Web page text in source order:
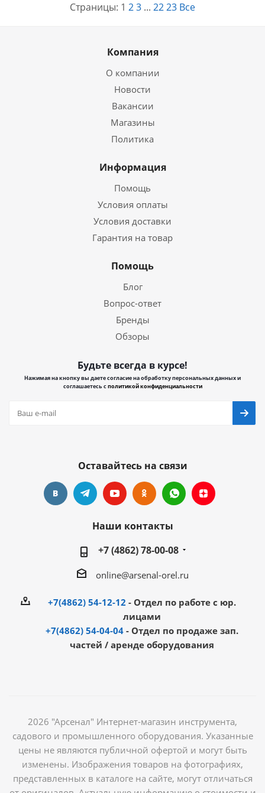
Страницы: 1 23 ... 2223 Все
Компания
О компании
Новости
Вакансии
Магазины
Политика
Информация
Помощь
Условия оплаты
Условия доставки
Гарантия на товар
Помощь
Блог
Вопрос-ответ
Бренды
Обзоры
Будьте всегда в курсе!
Нажимая на кнопку вы даете согласие на обработку персональных данных и
соглашаетесь сполитикой конфиденциальности
Оставайтесь на связи
Наши контакты
+7 (4862) 78-00-08
online@arsenal-orel.ru
+7(4862) 54-12-12 - Отдел по работе с юр.
лицами
+7(4862) 54-04-04 - Отдел по продаже зап.
частей / аренде оборудования
2026 "Арсенал" Интернет-магазин инструмента,
садового и промышленного оборудования. Указанные
цены не являются публичной офертой и могут быть
изменены. Изображения товаров на фотографиях,
представленных в каталоге на сайте, могут отличаться